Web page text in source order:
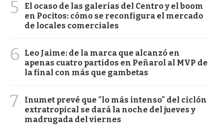
5
El ocaso de las galerías del Centro y el boom
en Pocitos: cómo se reconfigura el mercado
de locales comerciales
6
Leo Jaime: de la marca que alcanzó en
apenas cuatro partidos en Peñarol al MVP de
la final con más que gambetas
7
Inumet prevé que "lo más intenso" del ciclón
extratropical se dará la noche del jueves y
madrugada del viernes